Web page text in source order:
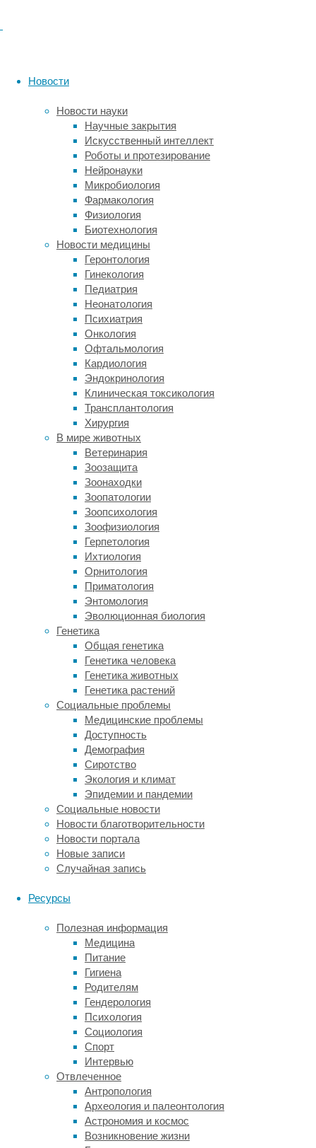
Новости
Новости науки
Научные закрытия
Искусственный интеллект
Роботы и протезирование
Нейронауки
Микробиология
Фармакология
Физиология
Биотехнология
Новости медицины
Геронтология
Гинекология
Педиатрия
Неонатология
Психиатрия
Онкология
Офтальмология
Кардиология
Эндокринология
Клиническая токсикология
Трансплантология
Хирургия
В мире животных
Ветеринария
Зоозащита
Зоонаходки
Зоопатологии
Зоопсихология
Зоофизиология
Герпетология
Ихтиология
Орнитология
Приматология
Энтомология
Эволюционная биология
Генетика
Общая генетика
Генетика человека
Генетика животных
Генетика растений
Социальные проблемы
Медицинские проблемы
Доступность
Демография
Сиротство
Экология и климат
Эпидемии и пандемии
Социальные новости
Новости благотворительности
Новости портала
Новые записи
Случайная запись
Ресурсы
Полезная информация
Медицина
Питание
Гигиена
Родителям
Гендерология
Психология
Социология
Спорт
Интервью
Отвлеченное
Антропология
Археология и палеонтология
Астрономия и космос
Возникновение жизни
не
плохая,
просто
порой
результаты,
которыми
исследователи
нас
радуют,
настолько
не
укладываются
повседневную
картину
мира
настолько
превосходят
любую
фантазию,
что
остаётся
только
застыть
удивлении.
Однако
если
кто-
то
подумал
сейчас
про
квантовую
механику
или
что-
то
этом
роде,
то
он
скоро
убедится
обратном
–
как
только
прочтёт
из
самых
диковинных
медицинских
исследований
уходящего
года,
составленный
порталом
LiveScience
Красная белка – ещё один, помимо
Мы
привыкли